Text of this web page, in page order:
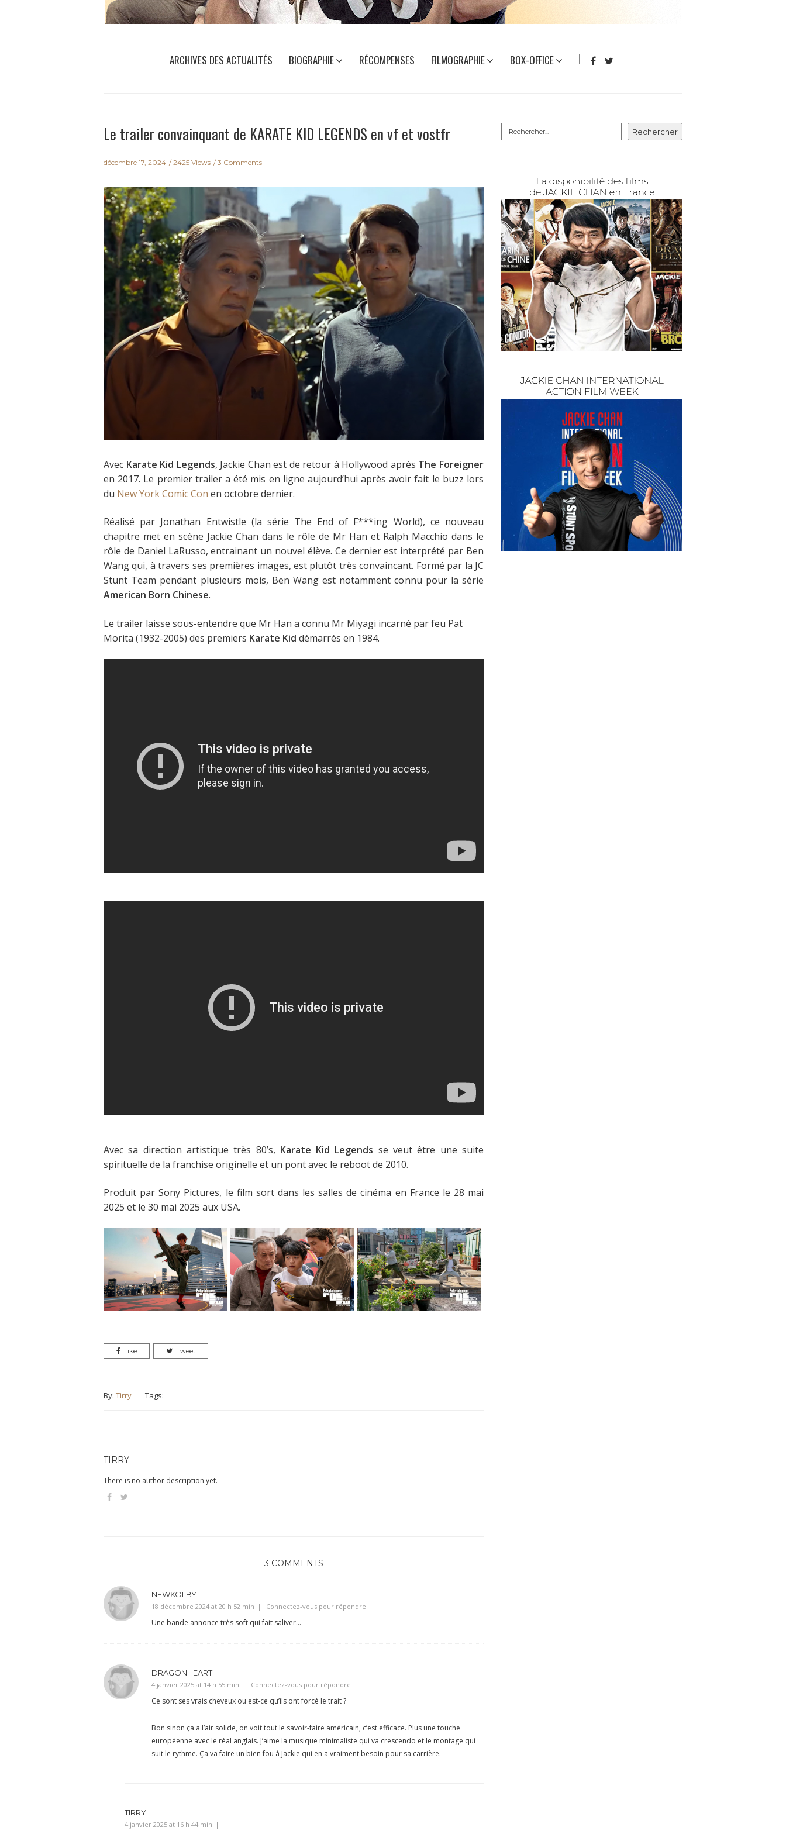
ARCHIVES DES ACTUALITÉS BIOGRAPHIE RÉCOMPENSES FILMOGRAPHIE BOX-OFFICE
Le trailer convainquant de KARATE KID LEGENDS en vf et vostfr
décembre 17, 2024 2425 Views 3 Comments
Avec Karate Kid Legends, Jackie Chan est de retour à Hollywood après The Foreigner
en 2017. Le premier trailer a été mis en ligne aujourd’hui après avoir fait le buzz lors
du New York Comic Con en octobre dernier.
Réalisé par Jonathan Entwistle (la série The End of F***ing World), ce nouveau
chapitre met en scène Jackie Chan dans le rôle de Mr Han et Ralph Macchio dans le
rôle de Daniel LaRusso, entrainant un nouvel élève. Ce dernier est interprété par Ben
Wang qui, à travers ses premières images, est plutôt très convaincant. Formé par la JC
Stunt Team pendant plusieurs mois, Ben Wang est notamment connu pour la série
American Born Chinese.
Le trailer laisse sous-entendre que Mr Han a connu Mr Miyagi incarné par feu Pat
Morita (1932-2005) des premiers Karate Kid démarrés en 1984.
Avec sa direction artistique très 80’s, Karate Kid Legends se veut être une suite
spirituelle de la franchise originelle et un pont avec le reboot de 2010.
Produit par Sony Pictures, le film sort dans les salles de cinéma en France le 28 mai
2025 et le 30 mai 2025 aux USA.
Like Tweet
By: Tirry Tags:
TIRRY
There is no author description yet.
3 COMMENTS
NEWKOLBY
18 décembre 2024 at 20 h 52 min Connectez-vous pour répondre
Une bande annonce très soft qui fait saliver…
DRAGONHEART
4 janvier 2025 at 14 h 55 min Connectez-vous pour répondre
Ce sont ses vrais cheveux ou est-ce qu’ils ont forcé le trait ?
Bon sinon ça a l’air solide, on voit tout le savoir-faire américain, c’est efficace. Plus une touche
européenne avec le réal anglais. J’aime la musique minimaliste qui va crescendo et le montage qui
suit le rythme. Ça va faire un bien fou à Jackie qui en a vraiment besoin pour sa carrière.
TIRRY
4 janvier 2025 at 16 h 44 min
Rechercher
Rechercher